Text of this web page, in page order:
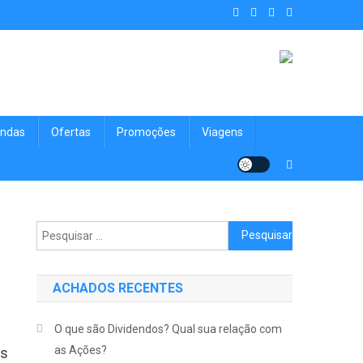
Ofertas Promoções Viagens
Pesquisar por:
ACHADOS RECENTES
O que são Dividendos? Qual sua relação com
as Ações?